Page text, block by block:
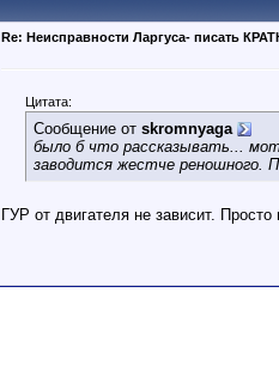
Re: Неисправности Ларгуса- писать
Цитата:
Сообщение от skromnyaga
было б что рассказывать...
заводится жестче реношного.
ГУР от двигателя не зависит.